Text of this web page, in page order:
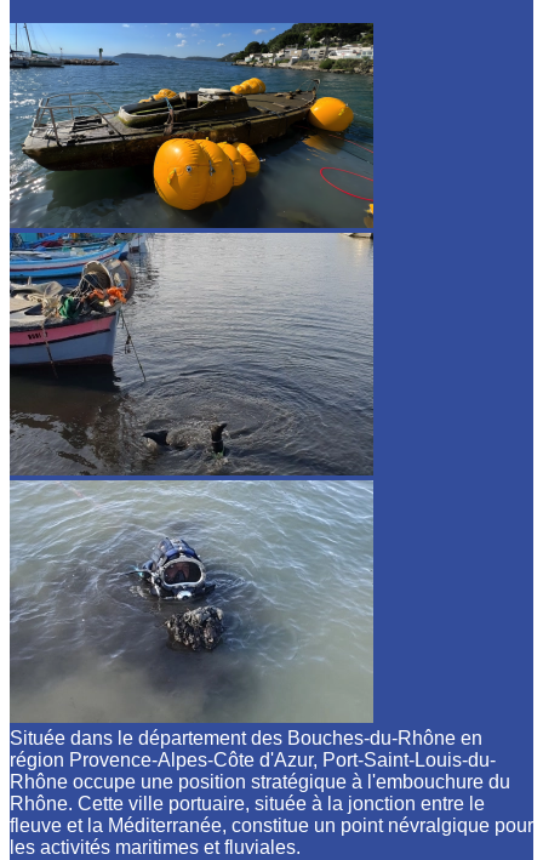
Située dans le département des Bouches-du-Rhône en
région Provence-Alpes-Côte d'Azur, Port-Saint-Louis-du-
Rhône occupe une position stratégique à l'embouchure du
Rhône. Cette ville portuaire, située à la jonction entre le
fleuve et la Méditerranée, constitue un point névralgique pour
les activités maritimes et fluviales.